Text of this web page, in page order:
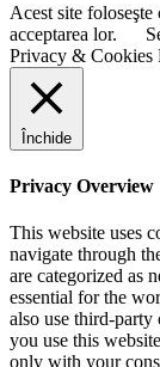
Acest site
acceptarea lor.
Privacy & Cookies
Închide
Privacy Overview
This website uses
navigate through
are categorized as
essential for the
also use third-party
you use this
only with your